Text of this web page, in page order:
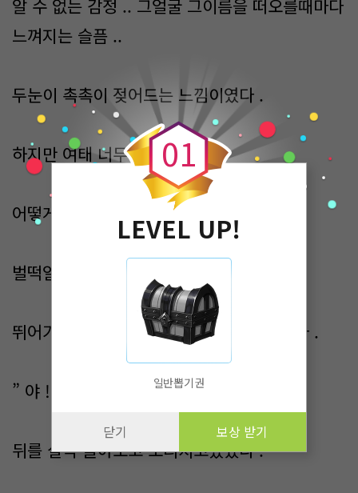
알 수 없는 감정 .. 그얼굴 그이름을 떠오를때마다
느껴지는 슬픔 ..
두눈이 촉촉이 젖어드는 느낌이였다 .
하지만 여태 너무 울었다 .
어떻게서든 참아보려 애를 써보고있었다 .
벌떡일어난 난 .. 밖을 향해 뛰어갔다 .
뛰어가던 나에게 말을 걸어 오는 가람이였다 .
” 야 ! 밥 다됬는데 .. 어디가 ? “
뒤를 살짝 돌아보고 소리치고있었다 .
0
0
1
LEVEL UP!
일반뽑기권
닫기 보상 받기